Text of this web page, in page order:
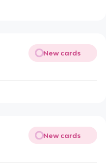
New cards
New cards